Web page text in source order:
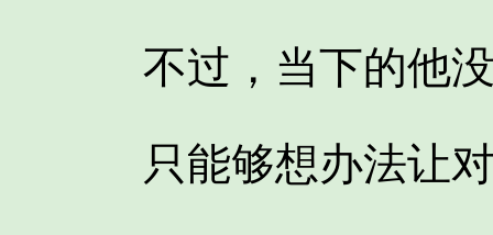
不过，当下的他没
只能够想办法让对